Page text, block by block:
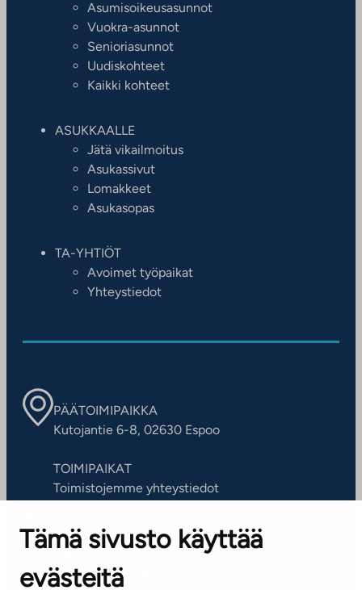
Tämä sivusto käyttää
evästeitä
Asumisoikeusasunnot
Vuokra-asunnot
Senioriasunnot
Uudiskohteet
Kaikki kohteet
ASUKKAALLE
Jätä vikailmoitus
Asukassivut
Lomakkeet
Asukasopas
TA-YHTIÖT
Avoimet työpaikat
Yhteystiedot
PÄÄTOIMIPAIKKA
Kutojantie 6-8, 02630 Espoo
TOIMIPAIKAT
Toimistojemme yhteystiedot
ASIAKASPALVELUKESKUS
Puh. 045 7734 3777
(arkisin klo 8-16)